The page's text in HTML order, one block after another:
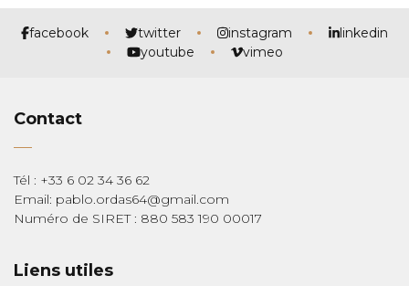
facebook twitter instagram
linkedin
youtube
vimeo
Contact
Tél : +33 6 02 34 36 62
Email: pablo.ordas64@gmail.com
Numéro de SIRET : 880 583 190 00017
Liens utiles